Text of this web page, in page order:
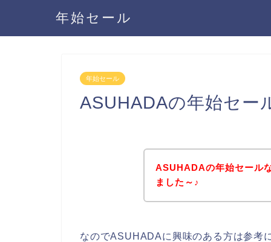
年始セール
年始セール
ASUHADAの年始セー
ASUHADAの年始セール
ました～♪
なのでASUHADAに興味のある方は参考